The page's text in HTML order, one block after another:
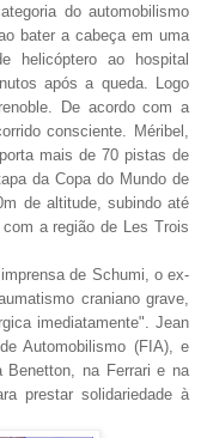
do automobilismo
bater a cabeça em uma
helicóptero ao hospital
após a queda. Logo
De acordo com a
consciente. Méribel,
mais de 70 pistas de
da Copa do Mundo de
de altitude, subindo até
a região de Les Trois
de Schumi, o ex-
craniano grave,
imediatamente". Jean
Automobilismo (FIA), e
Benetton, na Ferrari e na
prestar solidariedade à